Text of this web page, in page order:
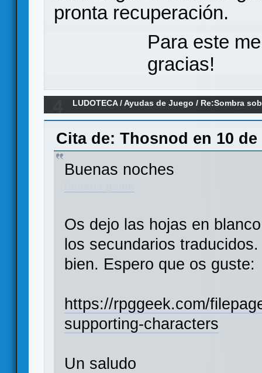
pronta
Para este
gracias!
LUDOTECA/Ayudas de Juego / Re:Sombra
Cita de: Thosnod en 10
Buenas noches
Os dejo las hojas en
los secundarios
bien. Espero que os guste:
https://rpggeek.com/
supporting-characters
Un saludo